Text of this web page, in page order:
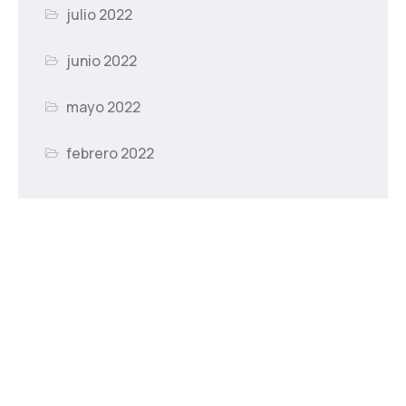
julio 2022
junio 2022
mayo 2022
febrero 2022